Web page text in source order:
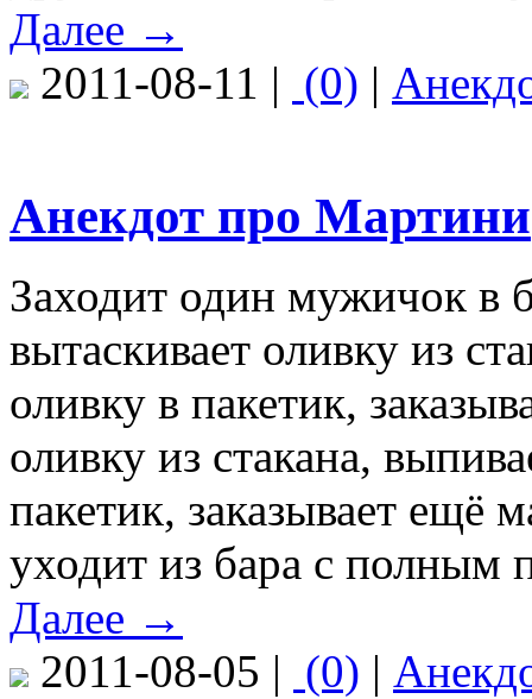
Далее →
2011-08-11 | (0) |
Анекдот про Мартини
Заходит один мужичок в
вытаскивает оливку из
оливку в пакетик,
оливку из стакана,
пакетик, заказывает ещё
уходит из бара с полным
Далее →
2011-08-05 | (0) |